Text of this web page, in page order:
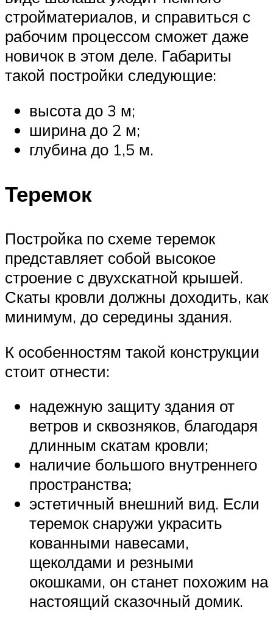
стройматериалов, и справиться с
рабочим процессом сможет даже
новичок в этом деле. Габариты
такой постройки следующие:
высота до 3 м;
ширина до 2 м;
глубина до 1,5 м.
Теремок
Постройка по схеме теремок
представляет собой высокое
строение с двухскатной крышей.
Скаты кровли должны доходить, как
минимум, до середины здания.
К особенностям такой конструкции
стоит отнести:
надежную защиту здания от
ветров и сквозняков, благодаря
длинным скатам кровли;
наличие большого внутреннего
пространства;
эстетичный внешний вид. Если
теремок снаружи украсить
кованными навесами,
щеколдами и резными
окошками, он станет похожим на
настоящий сказочный домик.